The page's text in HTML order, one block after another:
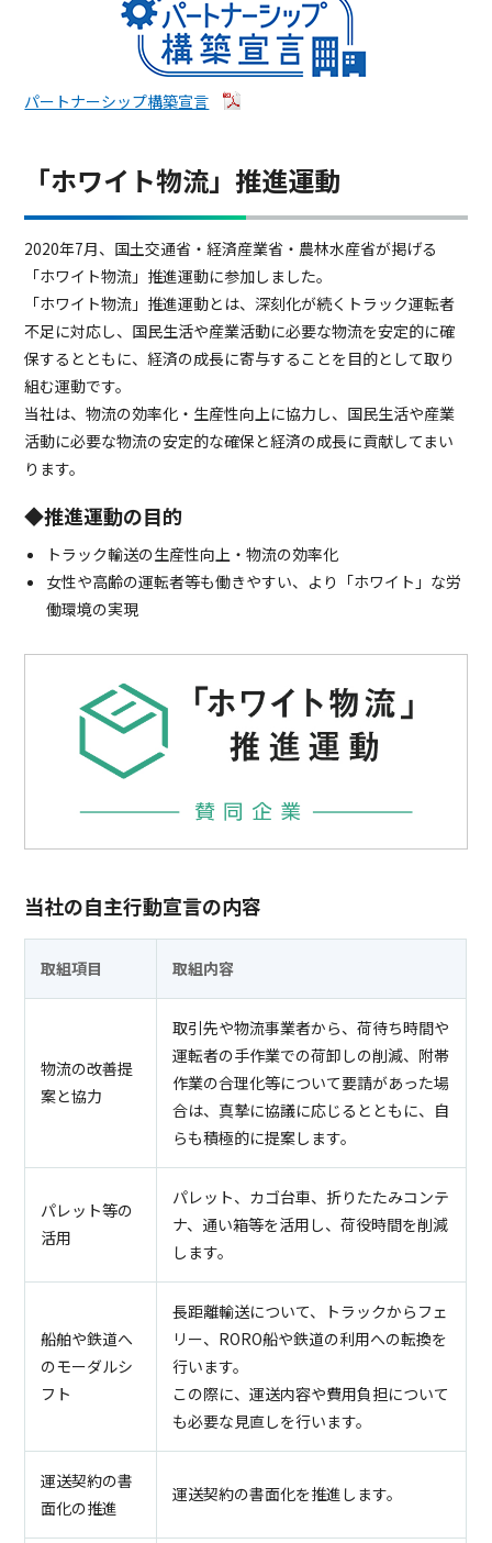
パートナーシップ構築宣言
「ホワイト物流」推進運動
2020年7月、国土交通省・経済産業省・農林水産省が掲げる
「ホワイト物流」推進運動に参加しました。
「ホワイト物流」推進運動とは、深刻化が続くトラック運転者
不足に対応し、国民生活や産業活動に必要な物流を安定的に確
保するとともに、経済の成長に寄与することを目的として取り
組む運動です。
当社は、物流の効率化・生産性向上に協力し、国民生活や産業
活動に必要な物流の安定的な確保と経済の成長に貢献してまい
ります。
◆推進運動の目的
トラック輸送の生産性向上・物流の効率化
女性や高齢の運転者等も働きやすい、より「ホワイト」な労
働環境の実現
当社の自主行動宣言の内容
取組項目 取組内容
物流の改善提
案と協力
取引先や物流事業者から、荷待ち時間や
運転者の手作業での荷卸しの削減、附帯
作業の合理化等について要請があった場
合は、真摯に協議に応じるとともに、自
らも積極的に提案します。
パレット等の
活用
パレット、カゴ台車、折りたたみコンテ
ナ、通い箱等を活用し、荷役時間を削減
します。
船舶や鉄道へ
のモーダルシ
フト
長距離輸送について、トラックからフェ
リー、RORO船や鉄道の利用への転換を
行います。
この際に、運送内容や費用負担について
も必要な見直しを行います。
運送契約の書
面化の推進
運送契約の書面化を推進します。